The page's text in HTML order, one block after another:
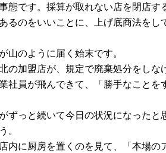
態です。採算が取れない店を閉店す
るのをいいことに、上げ底商法をし
のように届く始末です。
の加盟店が、規定で廃棄処分をしな
員が飛んできて、「勝手なことを
ずっと続いて今日の状況になったと
。
内に厨房を置くのを見て、「本場の